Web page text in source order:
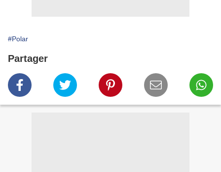
#Polar
Partager